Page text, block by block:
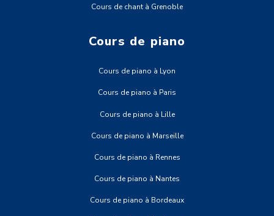
Cours de chant à Grenoble
Cours de piano
Cours de piano à Lyon
Cours de piano à Paris
Cours de piano à Lille
Cours de piano à Marseille
Cours de piano à Rennes
Cours de piano à Nantes
Cours de piano à Bordeaux